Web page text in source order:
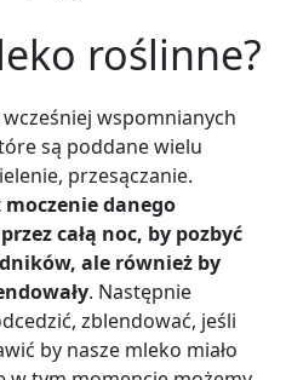
roślinne?
wspomnianych
są poddane wielu
przesączanie.
danego
całą noc, by pozbyć
ale również by
. Następnie
zblendować, jeśli
by nasze mleko miało